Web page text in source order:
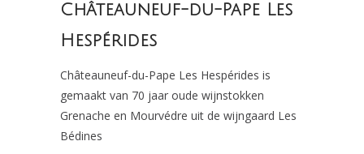
Châteauneuf-du-Pape Les
Hespérides
Châteauneuf-du-Pape Les Hespérides is
gemaakt van 70 jaar oude wijnstokken
Grenache en Mourvédre uit de wijngaard Les
Bédines